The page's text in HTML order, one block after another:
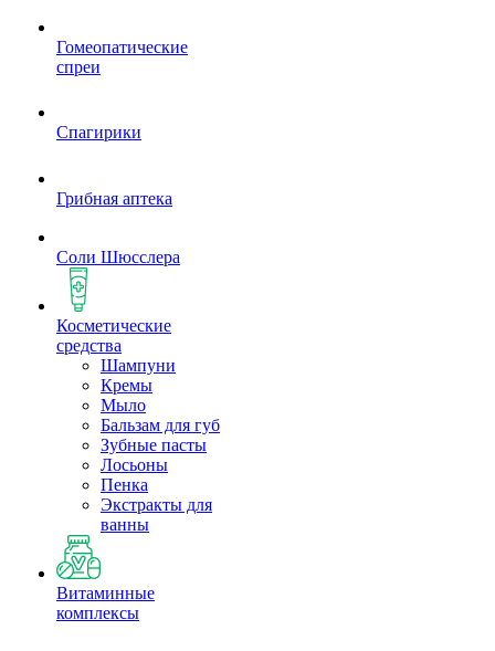
Гомеопатические
спреи
Спагирики
Грибная аптека
Соли Шюсслера
Косметические
средства
Шампуни
Кремы
Мыло
Бальзам для губ
Зубные пасты
Лосьоны
Пенка
Экстракты для
ванны
Витаминные
комплексы